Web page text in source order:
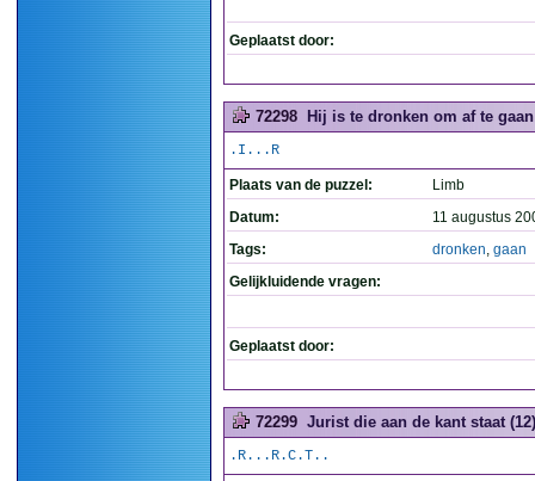
Geplaatst door:
72298 Hij is te dronken om af te gaan
.I...R
Plaats van de puzzel:
Limb
Datum:
11 augustus
Tags:
dronken, gaan
Gelijkluidende vragen:
Geplaatst door:
72299 Jurist die aan de kant staat (12)
.R...R.C.T..